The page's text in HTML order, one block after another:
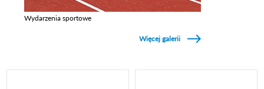
Wydarzenia sportowe
Więcej galerii